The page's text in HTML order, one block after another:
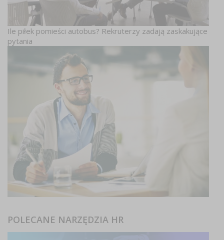
Ile piłek pomieści autobus? Rekruterzy zadają zaskakujące
pytania
POLECANE NARZĘDZIA HR